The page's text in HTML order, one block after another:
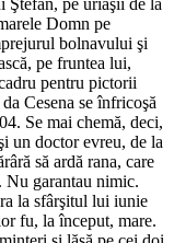
Ştefan, pe uriaşii de la
Domn pe
bolnavului şi
pe fruntea lui,
pentru pictorii
Cesena se înfricoşă
Se mai chemă, deci,
un doctor evreu, de la
să ardă rana, care
Nu garantau nimic.
la sfârşitul lui iunie
fu, la început, mare.